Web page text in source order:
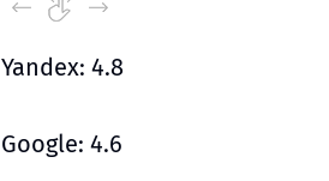
Yandex: 4.8
Google: 4.6